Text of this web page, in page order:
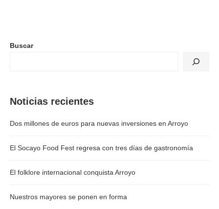
Buscar
Noticias recientes
Dos millones de euros para nuevas inversiones en Arroyo
El Socayo Food Fest regresa con tres días de gastronomía
El folklore internacional conquista Arroyo
Nuestros mayores se ponen en forma